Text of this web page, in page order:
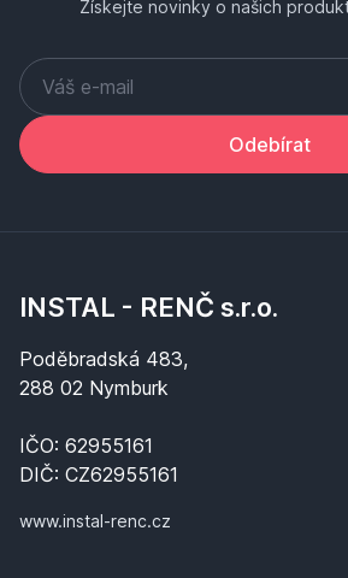
Získejte novinky o našich
Odebírat
INSTAL - RENČ s.r.o.
Poděbradská 483,
288 02 Nymburk
IČO: 62955161
DIČ: CZ62955161
www.instal-renc.cz